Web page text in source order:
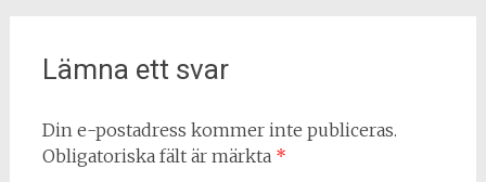
Lämna ett svar
Din e-postadress kommer inte publiceras.
Obligatoriska fält är märkta *